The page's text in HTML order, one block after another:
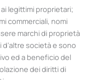
p legittimi proprietari;
commerciali, nomi
marchi di proprietà
società e sono
ed a beneficio del
dei diritti di